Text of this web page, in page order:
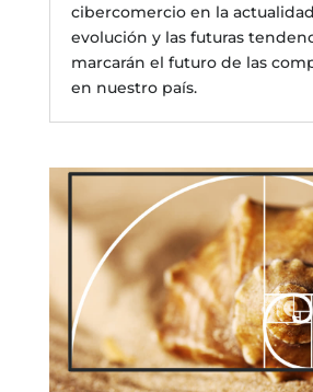
cibercomercio en la
evolución y las futuras
marcarán el futuro de las
en nuestro país.